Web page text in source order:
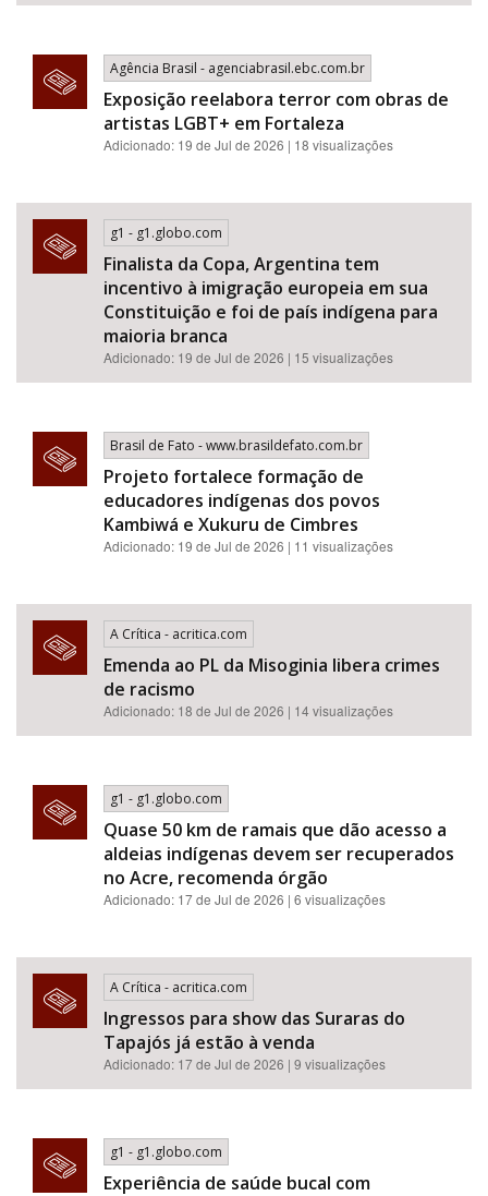
Área Protegida
BUSCAR
Agência Brasil - agenciabrasil.ebc.com.br
Exposição reelabora terror com obras de
artistas LGBT+ em Fortaleza
Adicionado: 19 de Jul de 2026 | 18 visualizações
g1 - g1.globo.com
Finalista da Copa, Argentina tem
incentivo à imigração europeia em sua
Constituição e foi de país indígena para
maioria branca
Adicionado: 19 de Jul de 2026 | 15 visualizações
Brasil de Fato - www.brasildefato.com.br
Projeto fortalece formação de
educadores indígenas dos povos
Kambiwá e Xukuru de Cimbres
Adicionado: 19 de Jul de 2026 | 11 visualizações
A Crítica - acritica.com
Emenda ao PL da Misoginia libera crimes
de racismo​​​​​​​​​​​​​​​​​​​​​​​​​​​​​​​​​​​​​​​​​​
Adicionado: 18 de Jul de 2026 | 14 visualizações
g1 - g1.globo.com
Quase 50 km de ramais que dão acesso a
aldeias indígenas devem ser recuperados
no Acre, recomenda órgão
Adicionado: 17 de Jul de 2026 | 6 visualizações
A Crítica - acritica.com
Ingressos para show das Suraras do
Tapajós já estão à venda
Adicionado: 17 de Jul de 2026 | 9 visualizações
g1 - g1.globo.com
Experiência de saúde bucal com